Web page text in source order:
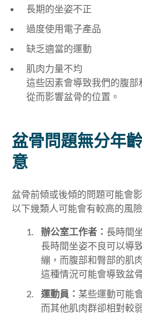
長期的坐姿不正
過度使用電子產品
缺乏適當的運動
肌肉力量不均
這些因素會導致我們的腹部
從而影響盆骨的位置。
盆骨問題無分年
意
盆骨前傾或後傾的問題可能會
以下幾類人可能會有較高的風險
辦公室工作者： 長時間
長時間坐姿不良可以導
繃，而腹部和臀部的肌
這種情況可能會導致盆
運動員： 某些運動可能
而其他肌肉群卻相對較